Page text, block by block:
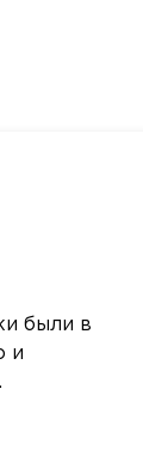
были в
и